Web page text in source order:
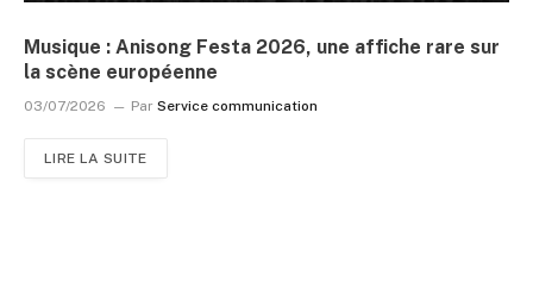
Musique : Anisong Festa 2026, une affiche rare sur
la scène européenne
03/07/2026 Par Service communication
LIRE LA SUITE